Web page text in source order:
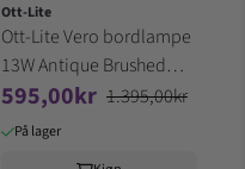
Ott-Lite
Ott-Lite Vero bordlampe
13W Antique Brushed
Nickel
595,00kr 1.395,00kr
På lager